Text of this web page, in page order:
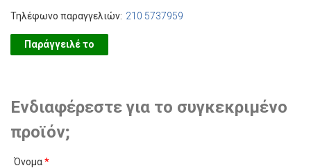
Τηλέφωνο παραγγελιών: 210 5737959
Παράγγειλέ το
Ενδιαφέρεστε για το συγκεκριμένο
προϊόν;
Όνομα*